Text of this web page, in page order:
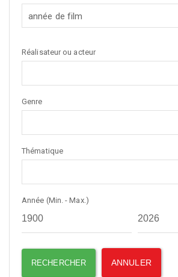
année de film
Réalisateur ou acteur
Genre
Thématique
Année (Min. - Max.)